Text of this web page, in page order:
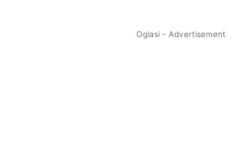
Oglasi - Advertisement